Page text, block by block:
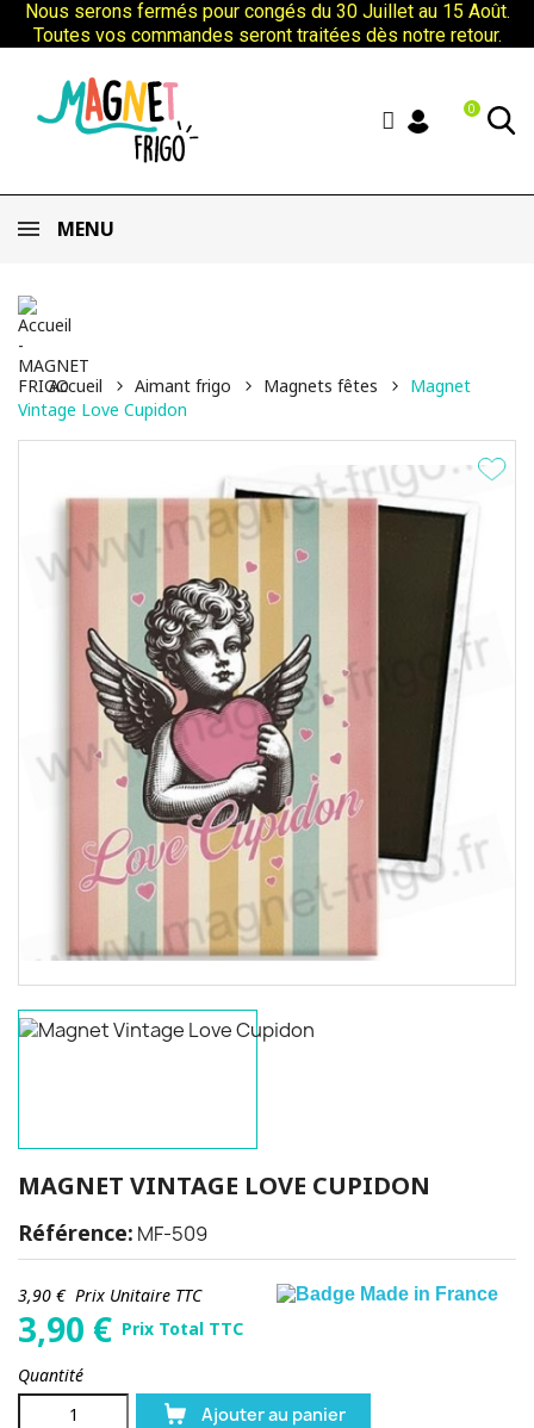
Nous serons fermés pour congés du 30 Juillet au 15 Août.
Toutes vos commandes seront traitées dès notre retour.
0
MENU
Accueil Aimant frigo Magnets fêtes
Magnet
Vintage Love Cupidon
MAGNET VINTAGE LOVE CUPIDON
Référence: MF-509
3,90 €Prix Unitaire TTC
3,90 € Prix Total TTC
Quantité
Ajouter au panier